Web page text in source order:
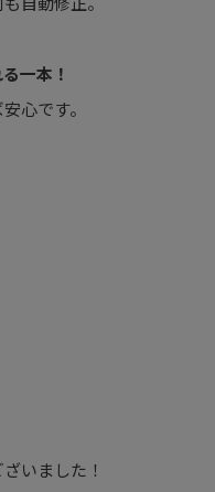
一本！
心です。
いました！